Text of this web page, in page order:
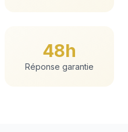
48h
Réponse garantie